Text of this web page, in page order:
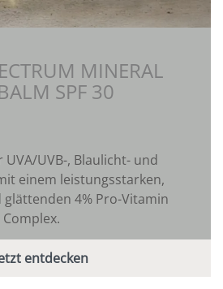
MINERAL
SPF 30
UVB-, Blaulicht- und
einem leistungsstarken,
4% Pro-Vitamin
entdecken